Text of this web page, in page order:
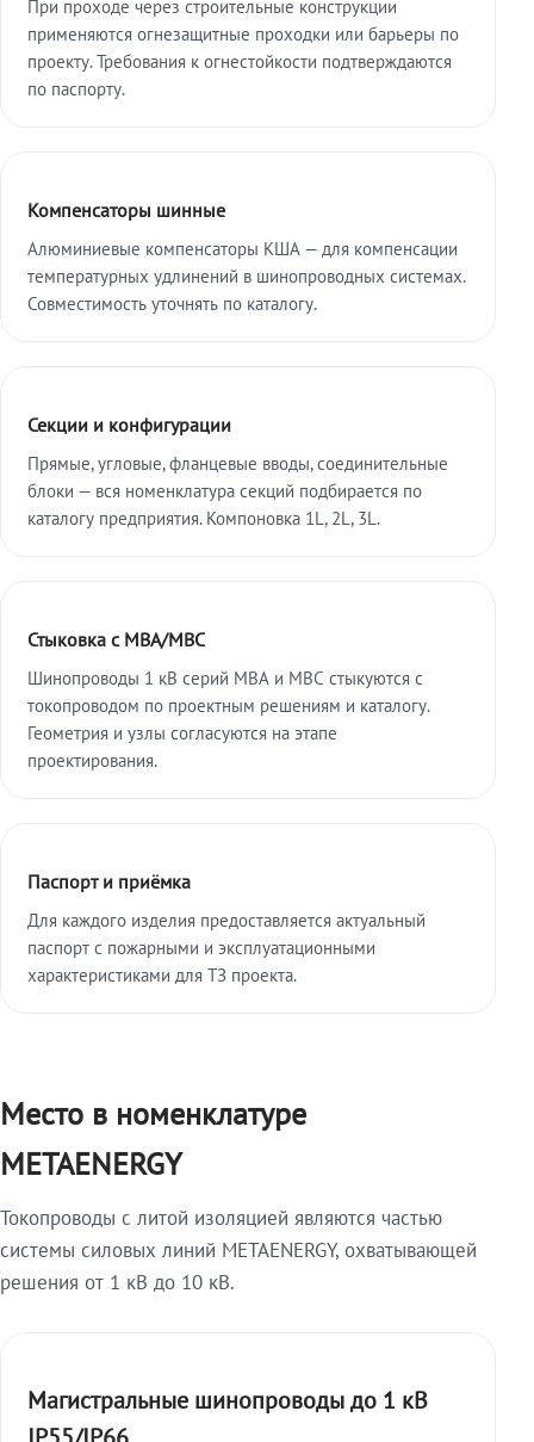
При проходе через строительные конструкции
применяются огнезащитные проходки или барьеры по
проекту. Требования к огнестойкости подтверждаются
по паспорту.
Компенсаторы шинные
Алюминиевые компенсаторы КША — для компенсации
температурных удлинений в шинопроводных системах.
Совместимость уточнять по каталогу.
Секции и конфигурации
Прямые, угловые, фланцевые вводы, соединительные
блоки — вся номенклатура секций подбирается по
каталогу предприятия. Компоновка 1L, 2L, 3L.
Стыковка с МВА/МВС
Шинопроводы 1 кВ серий МВА и МВС стыкуются с
токопроводом по проектным решениям и каталогу.
Геометрия и узлы согласуются на этапе
проектирования.
Паспорт и приёмка
Для каждого изделия предоставляется актуальный
паспорт с пожарными и эксплуатационными
характеристиками для ТЗ проекта.
Место в номенклатуре
METAENERGY
Токопроводы с литой изоляцией являются частью
системы силовых линий METAENERGY, охватывающей
решения от 1 кВ до 10 кВ.
Магистральные шинопроводы до 1 кВ